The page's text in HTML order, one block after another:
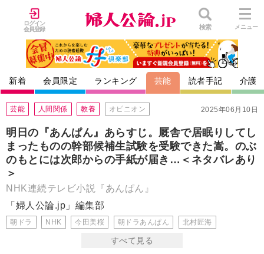
ログイン
会員登録
検索 メニュー
新着 会員限定 ランキング 芸能 読者手記 介護
2025年06月10日
芸能 人間関係 教養 オピニオン
明日の『あんぱん』あらすじ。厩舎で居眠りしてし
まったものの幹部候補生試験を受験できた嵩。のぶ
のもとには次郎からの手紙が届き…＜ネタバレあり
＞
NHK連続テレビ小説『あんぱん』
「婦人公論.jp」編集部
朝ドラ NHK 今田美桜 朝ドラあんぱん 北村匠海